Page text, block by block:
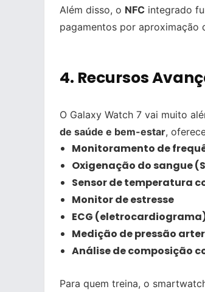
Além disso, o NFC integrado
pagamentos por aproximação
4. Recursos
O Galaxy Watch 7 vai muito
de saúde e bem-estar,
Monitoramento de
Oxigenação do sangue
Sensor de temperatura
Monitor de estresse
ECG
Medição de pressão
Análise de composição
Para quem treina, o